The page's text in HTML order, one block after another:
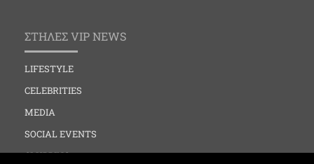
ΣΤΗΛΕΣ VIP NEWS
LIFESTYLE
CELEBRITIES
MEDIA
SOCIAL EVENTS
CLUBBING